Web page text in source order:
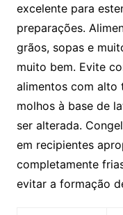
excelente para
preparações.
grãos, sopas e
muito bem. Evite
alimentos com alto
molhos à base de
ser alterada.
em recipientes
completamente
evitar a formação